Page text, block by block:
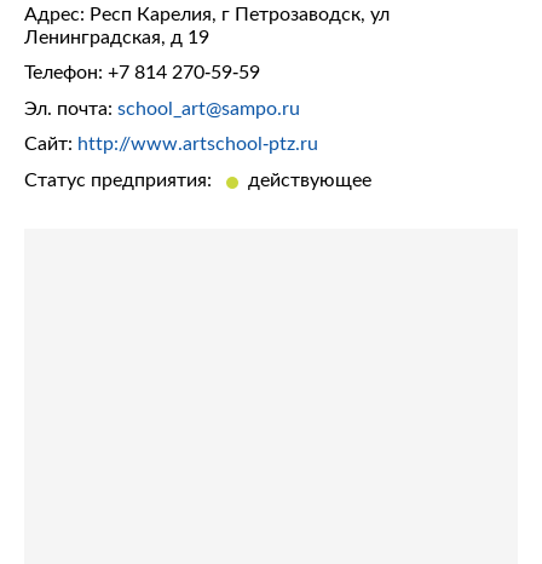
Адрес: Респ Карелия, г Петрозаводск, ул
Ленинградская, д 19
Телефон: +7 814 270-59-59
Эл. почта: school_art@sampo.ru
Сайт: http://www.artschool-ptz.ru
Статус предприятия:
действующее